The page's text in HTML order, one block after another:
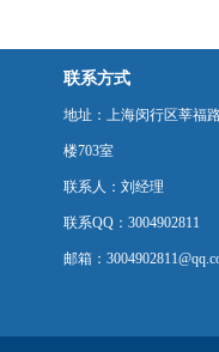
联系方式
地址：上海闵行区莘福
楼703室
联系人：刘经理
联系QQ：3004902811
邮箱：